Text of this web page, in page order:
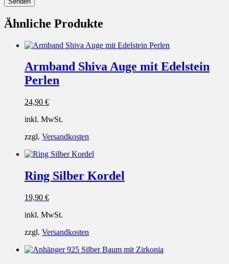
Ähnliche Produkte
Armband Shiva Auge mit Edelstein
Perlen
24,90 €
inkl. MwSt.
zzgl. Versandkosten
Ring Silber Kordel
19,90 €
inkl. MwSt.
zzgl. Versandkosten